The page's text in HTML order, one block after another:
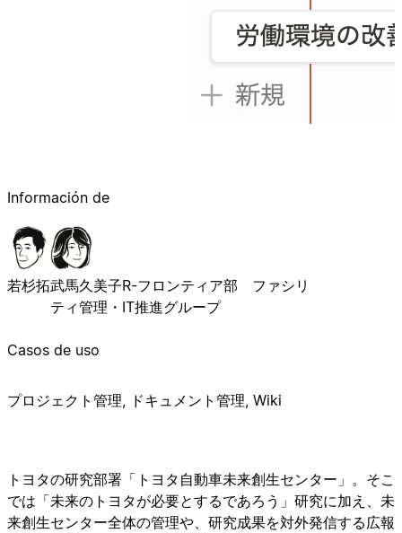
トヨタの研究部署「トヨタ自動車未来創生センター」。そこ
では「未来のトヨタが必要とするであろう」研究に加え、未
来創生センター全体の管理や、研究成果を対外発信する広報
Información de
若杉拓武馬久美子R-フロンティア部 ファシリ
ティ管理・IT推進グループ
Casos de uso
プロジェクト管理, ドキュメント管理, Wiki